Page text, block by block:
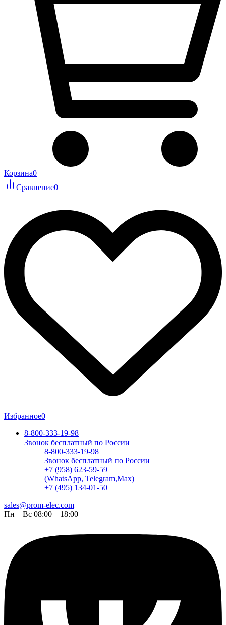
Корзина0
Сравнение0
Избранное0
8-800-333-19-98
Звонок бесплатный по России
8-800-333-19-98
Звонок бесплатный по России
+7 (958) 623-59-59
(WhatsApp, Telegram,Max)
+7 (495) 134-01-50
sales@prom-elec.com
Пн—Вс 08:00 – 18:00